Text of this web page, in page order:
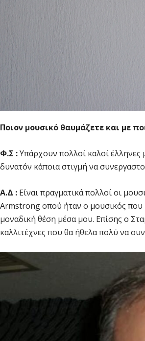
Ποιον μουσικό θαυμάζετε και με
Φ.Σ :Υπάρχουν πολλοί καλοί έλληνες
δυνατόν κάποια στιγμή να
A.Δ : Είναι πραγματικά πολλοί οι
Armstrong οπού ήταν ο μουσικός που
μοναδική θέση μέσα μου. Επίσης ο
καλλιτέχνες που θα ήθελα πολύ να